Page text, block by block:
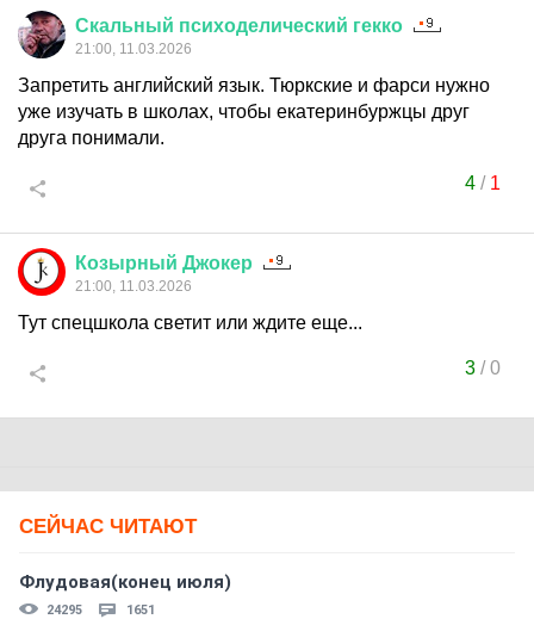
Скальный психоделический гекко
21:00, 11.03.2026
Запретить английский язык. Тюркские и фарси нужно
уже изучать в школах, чтобы екатеринбуржцы друг
друга понимали.
4/ 1
Козырный Джокер
21:00, 11.03.2026
Тут спецшкола светит или ждите еще...
3/0
СЕЙЧАС ЧИТАЮТ
Флудовая(конец июля)
24295 1651